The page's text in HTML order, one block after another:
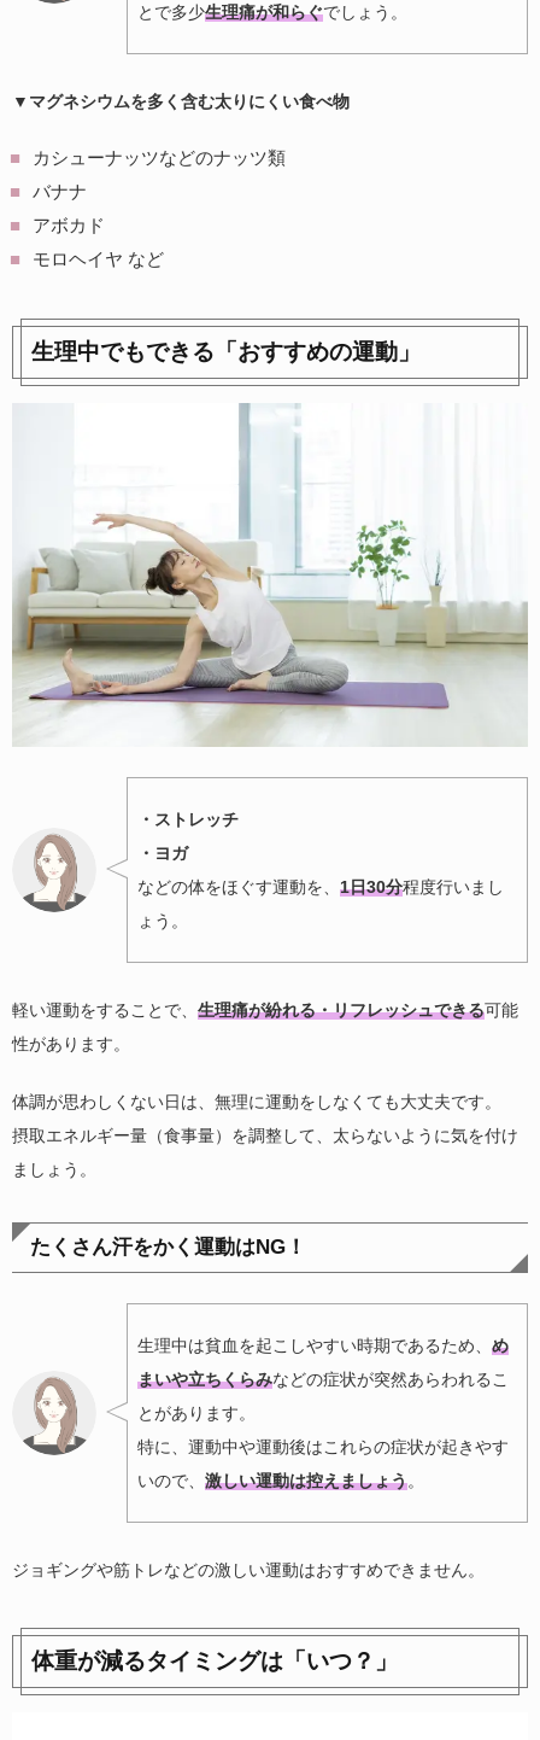
とで多少生理痛が和らぐでしょう。
▼マグネシウムを多く含む太りにくい食べ物
カシューナッツなどのナッツ類
バナナ
アボカド
モロヘイヤ など
生理中でもできる「おすすめの運動」
・ストレッチ
・ヨガ
などの体をほぐす運動を、 1日30分程度行いまし
ょう。
軽い運動をすることで、 生理痛が紛れる・リフレッシュできる可能
性があります。
体調が思わしくない日は、無理に運動をしなくても大丈夫です。
摂取エネルギー量（食事量）を調整して、太らないように気を付け
ましょう。
たくさん汗をかく運動はNG！
生理中は貧血を起こしやすい時期であるため、 め
まいや立ちくらみなどの症状が突然あらわれるこ
とがあります。
特に、運動中や運動後はこれらの症状が起きやす
いので、 激しい運動は控えましょう。
ジョギングや筋トレなどの激しい運動はおすすめできません。
体重が減るタイミングは「いつ？」